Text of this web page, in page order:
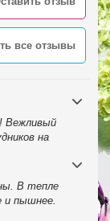
все отзывы
Вежливый
на
В тепле
и пышнее.